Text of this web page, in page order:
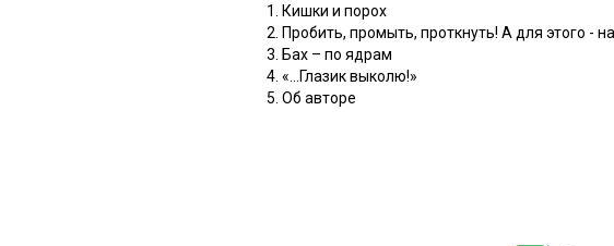
1. Кишки и порох
2. Пробить, промыть, проткнуть! А для этого -
3. Бах – по ядрам
4. «…Глазик выколю!»
5. Об авторе